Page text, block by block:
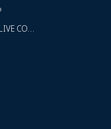
COOKING